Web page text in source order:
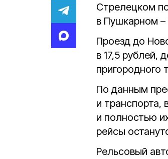
Стрелецком
в Пушкарном –
Проезд до
в 17,5 рублей,
пригородного
По данным
и транспорта,
и полностью
рейсы
Рельсовый